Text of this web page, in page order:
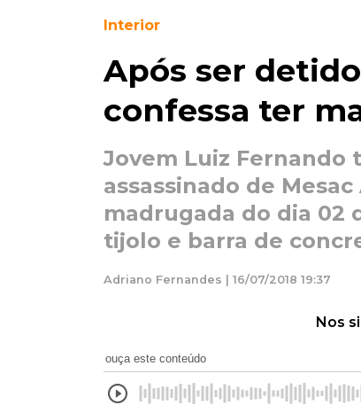
Interior
Após ser
confessa ter
Jovem Luiz Fernando
assassinado de
madrugada do dia 02
tijolo e barra de
Adriano Fernandes | 16/07/2018 19:37
Nos
ouça este conteúdo